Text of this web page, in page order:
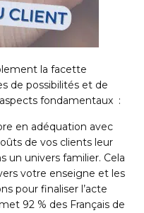
la facette
de possibilités et de
fondamentaux :
en adéquation avec
de vos clients leur
un univers familier. Cela
votre enseigne et les
pour finaliser l’acte
92 % des Français de